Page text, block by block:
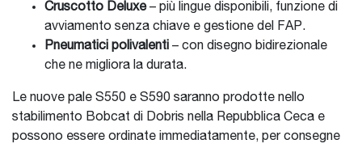
Cruscotto Deluxe– più lingue disponibili, funzione di
avviamento senza chiave e gestione del FAP.
Pneumatici polivalenti – con disegno bidirezionale
che ne migliora la durata.
Le nuove pale S550 e S590 saranno prodotte nello
stabilimento Bobcat di Dobris nella Repubblica Ceca e
possono essere ordinate immediatamente, per consegne